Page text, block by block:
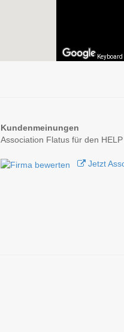
Kundenmeinungen
Association Flatus für den
Jetzt